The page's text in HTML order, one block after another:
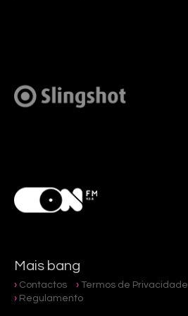
Mais bang
Contactos Termos de Privacidade
Regulamento